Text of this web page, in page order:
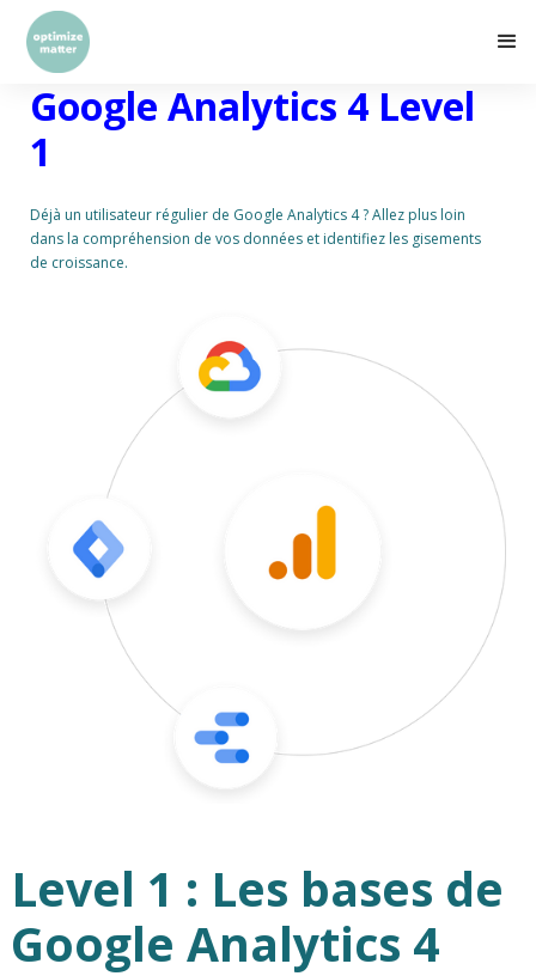
Google Analytics 4 Level
1
Déjà un utilisateur régulier de Google Analytics 4 ? Allez plus loin
dans la compréhension de vos données et identifiez les gisements
de croissance.
Level 1 : Les bases de
Google Analytics 4